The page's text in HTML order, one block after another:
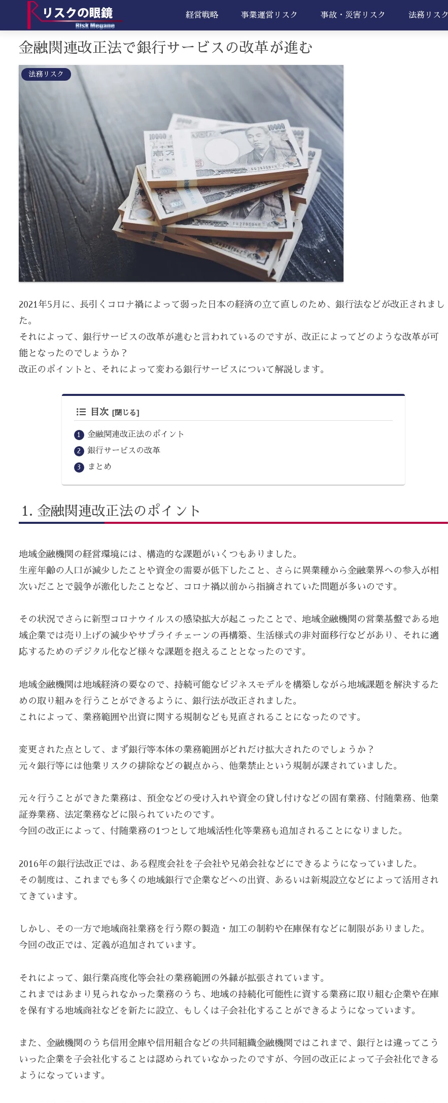
経営戦略 事業運営リスク 事故・災害リスク 法務リスク
金融関連改正法で銀行サービスの改革が進む
法務リスク
2021年5月に、長引くコロナ禍によって弱った日本の経済の立て直しのため、銀行法などが改正されまし
た。
それによって、銀行サービスの改革が進むと言われているのですが、改正によってどのような改革が可
能となったのでしょうか？
改正のポイントと、それによって変わる銀行サービスについて解説します。
目次
金融関連改正法のポイント
銀行サービスの改革
まとめ
金融関連改正法のポイント
地域金融機関の経営環境には、構造的な課題がいくつもありました。
生産年齢の人口が減少したことや資金の需要が低下したこと、さらに異業種から金融業界への参入が相
次いだことで競争が激化したことなど、コロナ禍以前から指摘されていた問題が多いのです。
その状況でさらに新型コロナウイルスの感染拡大が起こったことで、地域金融機関の営業基盤である地
域企業では売り上げの減少やサプライチェーンの再構築、生活様式の非対面移行などがあり、それに適
応するためのデジタル化など様々な課題を抱えることとなったのです。
地域金融機関は地域経済の要なので、持続可能なビジネスモデルを構築しながら地域課題を解決するた
めの取り組みを行うことができるように、銀行法が改正されました。
これによって、業務範囲や出資に関する規制なども見直されることになったのです。
変更された点として、まず銀行等本体の業務範囲がどれだけ拡大されたのでしょうか？
元々銀行等には他業リスクの排除などの観点から、他業禁止という規制が課されていました。
元々行うことができた業務は、預金などの受け入れや資金の貸し付けなどの固有業務、付随業務、他業
証券業務、法定業務などに限られていたのです。
今回の改正によって、付随業務の1つとして地域活性化等業務も追加されることになりました。
2016年の銀行法改正では、ある程度会社を子会社や兄弟会社などにできるようになっていました。
その制度は、これまでも多くの地域銀行で企業などへの出資、あるいは新規設立などによって活用され
てきています。
しかし、その一方で地域商社業務を行う際の製造・加工の制約や在庫保有などに制限がありました。
今回の改正では、定義が追加されています。
それによって、銀行業高度化等会社の業務範囲の外縁が拡張されています。
これまではあまり見られなかった業務のうち、地域の持続化可能性に資する業務に取り組む企業や在庫
を保有する地域商社などを新たに設立、もしくは子会社化することができるようになっています。
また、金融機関のうち信用金庫や信用組合などの共同組織金融機関ではこれまで、銀行とは違ってこう
いった企業を子会社化することは認められていなかったのですが、今回の改正によって子会社化できる
ようになっています。